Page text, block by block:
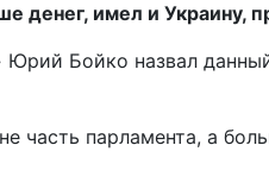
денег, имел и Украину,
Бойко назвал
часть парламента, а